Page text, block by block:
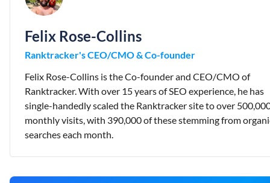
Felix Rose-Collins
Ranktracker's CEO/CMO & Co-founder
Felix Rose-Collins is the Co-founder and CEO/CMO of
Ranktracker. With over 15 years of SEO experience, he has
single-handedly scaled the Ranktracker site to over
monthly visits, with 390,000 of these stemming from
searches each month.